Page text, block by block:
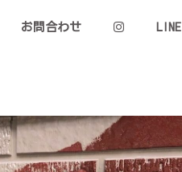
お問合わせ LINE